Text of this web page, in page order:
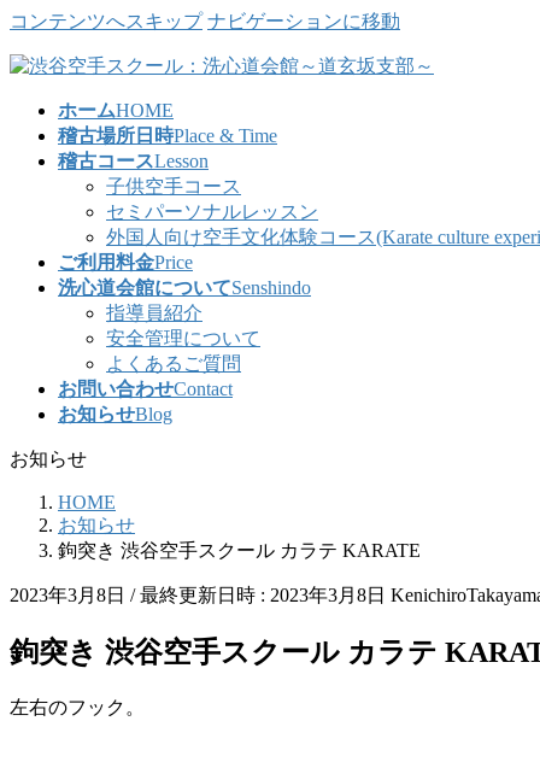
コンテンツへスキップ ナビゲーションに移動
ホームHOME
稽古場所日時Place & Time
稽古コースLesson
子供空手コース
セミパーソナルレッスン
外国人向け空手文化体験コース(Karate culture
ご利用料金Price
洗心道会館についてSenshindo
指導員紹介
安全管理について
よくあるご質問
お問い合わせContact
お知らせBlog
お知らせ
HOME
お知らせ
鉤突き 渋谷空手スクール カラテ KARATE
2023年3月8日 / 最終更新日時 : 2023年3月8日
鉤突き 渋谷空手スクール カラテ
左右のフック。